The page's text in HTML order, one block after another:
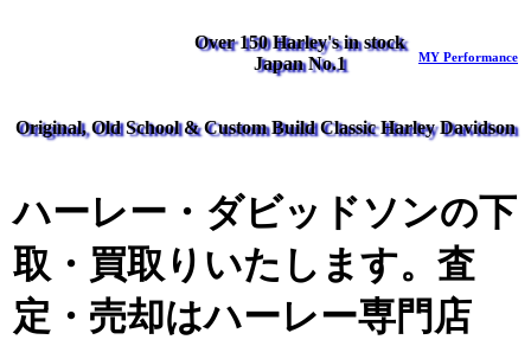
Over 150 Harley's in stock
Japan No.1
MY Performance
Original, Old School & Custom Build Classic Harley Davidson
ハーレー・ダビッドソンの下
取・買取りいたします。査
定・売却はハーレー専門店